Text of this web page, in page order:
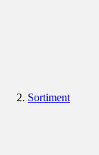
Sortiment